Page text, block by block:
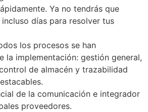
Ya no tendrás que
días para resolver tus
los procesos se han
la implementación: gestión general,
de almacén y trazabilidad
de la comunicación e integrador
proveedores.